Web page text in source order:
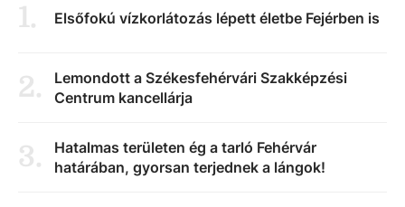
1. Elsőfokú vízkorlátozás lépett életbe Fejérben is
2.
Lemondott a Székesfehérvári Szakképzési
Centrum kancellárja
3.
Hatalmas területen ég a tarló Fehérvár
határában, gyorsan terjednek a lángok!